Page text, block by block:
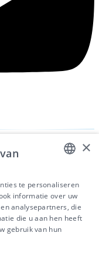
DUTCH
FRENCH
×
te personaliseren
informatie over uw
analysepartners, die
die u aan hen heeft
gebruik van hun